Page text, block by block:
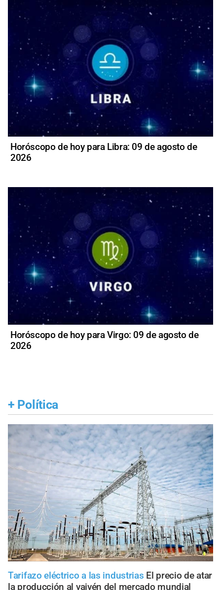
Horóscopo de hoy para Libra: 09 de agosto de
2026
Horóscopo de hoy para Virgo: 09 de agosto de
2026
+ Política
Tarifazo eléctrico a las industrias El precio de atar
la producción al vaivén del mercado mundial